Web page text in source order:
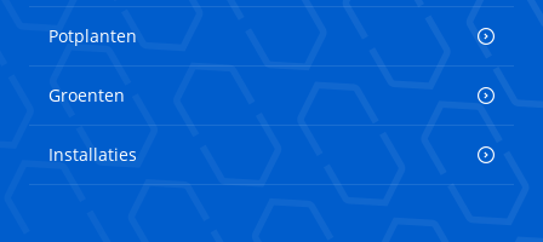
Potplanten
Groenten
Installaties